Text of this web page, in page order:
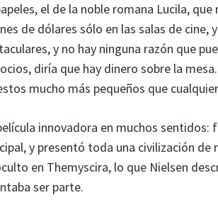
el de la noble romana Lucila, que
de dólares sólo en las salas de cine,
y no hay ninguna razón que
diría que hay dinero sobre la
mucho más pequeños que
innovadora en muchos sentidos:
y presentó toda una civilización
en Themyscira, lo que Nielsen
ser parte.